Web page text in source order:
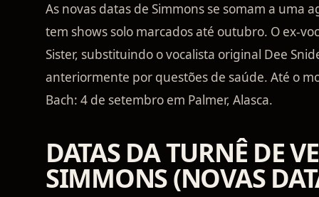
As novas datas de Simmons se somam a uma
tem shows solo marcados até outubro. O ex-
Sister, substituindo o vocalista original Dee
anteriormente por questões de saúde. Até o
Bach: 4 de setembro em Palmer, Alasca.
DATAS DA TURNÊ DE
SIMMONS (NOVAS